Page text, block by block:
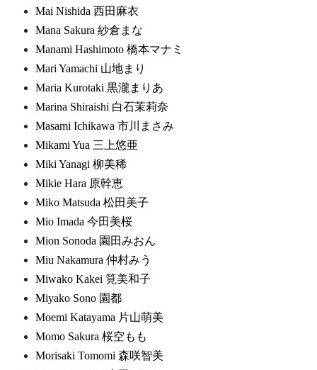
Mai Nishida 西田麻衣
Mana Sakura 紗倉まな
Manami Hashimoto 橋本マナミ
Mari Yamachi 山地まり
Maria Kurotaki 黒瀧まりあ
Marina Shiraishi 白石茉莉奈
Masami Ichikawa 市川まさみ
Mikami Yua 三上悠亜
Miki Yanagi 柳美稀
Mikie Hara 原幹恵
Miko Matsuda 松田美子
Mio Imada 今田美桜
Mion Sonoda 園田みおん
Miu Nakamura 仲村みう
Miwako Kakei 筧美和子
Miyako Sono 園都
Moemi Katayama 片山萌美
Momo Sakura 桜空もも
Morisaki Tomomi 森咲智美